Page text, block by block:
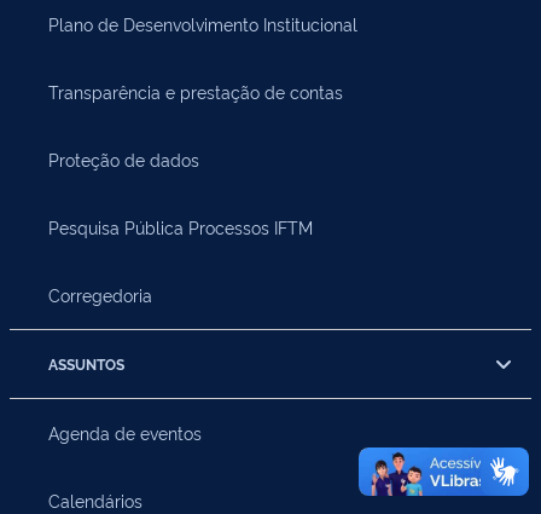
Plano de Desenvolvimento Institucional
Transparência e prestação de contas
Proteção de dados
Pesquisa Pública Processos IFTM
Corregedoria
ASSUNTOS
Agenda de eventos
Calendários